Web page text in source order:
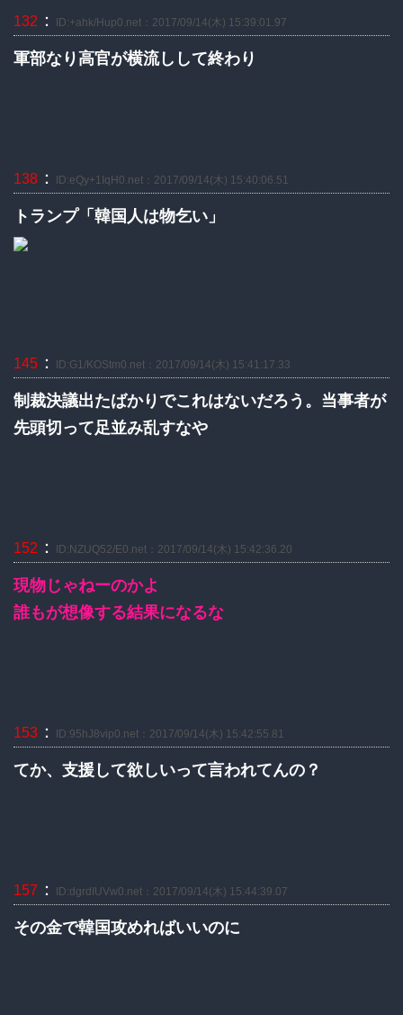
132 ： ID:+ahk/Hup0.net：2017/09/14(木) 15:39:01.97
軍部なり高官が横流しして終わり
138 ： ID:eQy+1IqH0.net：2017/09/14(木) 15:40:06.51
トランプ「韓国人は物乞い」
145 ： ID:G1/KOStm0.net：2017/09/14(木) 15:41:17.33
制裁決議出たばかりでこれはないだろう。当事者が
先頭切って足並み乱すなや
152 ： ID:NZUQ52/E0.net：2017/09/14(木) 15:42:36.20
現物じゃねーのかよ
誰もが想像する結果になるな
153 ： ID:95hJ8vip0.net：2017/09/14(木) 15:42:55.81
てか、支援して欲しいって言われてんの？
157 ： ID:dgrdIUVw0.net：2017/09/14(木) 15:44:39.07
その金で韓国攻めればいいのに